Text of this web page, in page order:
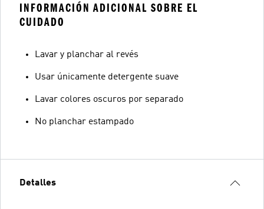
INFORMACIÓN ADICIONAL SOBRE EL
CUIDADO
Lavar y planchar al revés
Usar únicamente detergente suave
Lavar colores oscuros por separado
No planchar estampado
Detalles